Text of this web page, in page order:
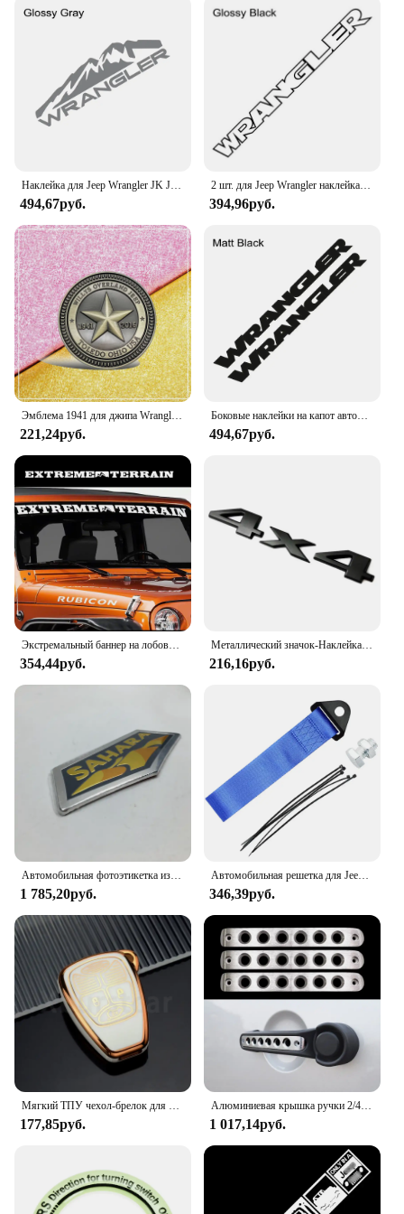
494,67руб.
2 шт. для Jeep Wrangler наклейка на капот с буквами двигателя виниловая пленка наклейки модификация автостайлинг аксессуары
394,96руб.
221,24руб.
Боковые наклейки на капот автомобиля для Jeep Wrangler JK JL TJ, неограниченный мотор, виниловая пленка «сделай сам», Наклейки на капот, аксессуары для тюнинга автомобиля и внешней части
494,67руб.
Экстремальный баннер на лобовое стекло, автомобильная наклейка, наклейка для 4x4 Offroad CJ5 CJ Wrangler YJ TJ JK и JL Truck Pickup, виниловый декор
354,44руб.
Металлический значок-Наклейка 3D для багажника автомобиля Jeep 4X4 с ограниченными буквами и логотипом Grand Cherokee Overland Compass Wrangler, аксессуары
216,16руб.
Автомобильная фотоэтикетка из алюминия с эмблемой сахара, значок-наклейка для Jeep Wrangler 2007-2013 Sahara Fender, боковой автомобильный Стайлинг
1 785,20руб.
Автомобильная решетка для Jeep WRANGLER WILLYS TRAIL HAWK RUBICON декоративный ремень COMPASS COMMANDER CHEROKEE аксессуары
346,39руб.
Мягкий ТПУ чехол-брелок для Jeep Wrangler Compass свобода патриота Chrysler 300 PT Dodge JCUV Caliber Nitro автомобильный брелок
177,85руб.
Алюминиевая крышка ручки 2/4 двери для Jeep Wrangler JK 2007–2016 гг., аксессуары для передних и задних дверей, ручки декоративной ручки
1 017,14руб.